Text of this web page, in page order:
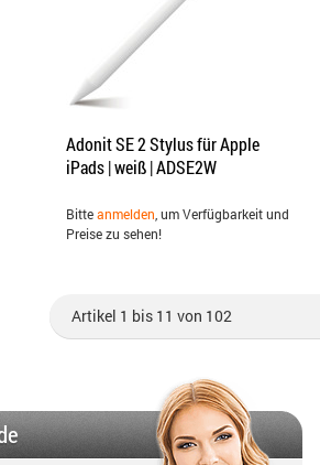
Adonit SE 2 Stylus für Apple
iPads | weiß | ADSE2W
Bitteanmelden , um Verfügbarkeit und
Preise zu sehen!
Artikel 1 bis 11 von 102